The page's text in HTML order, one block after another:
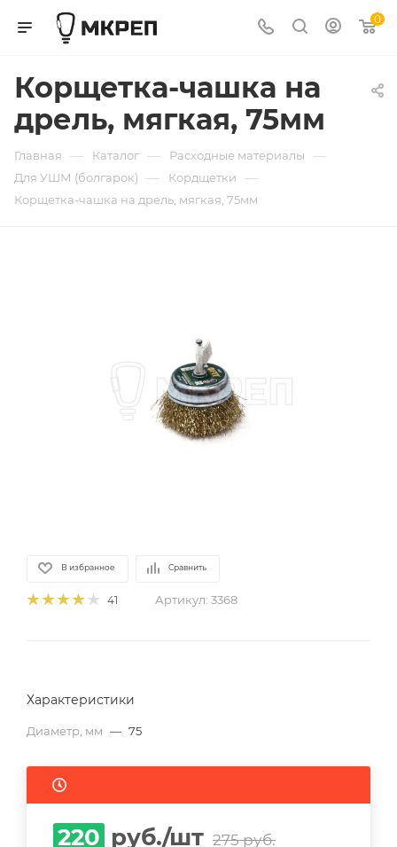
0
Корщетка-чашка на
дрель, мягкая, 75мм
Главная — Каталог — Расходные материалы —
Для УШМ (болгарок) — Кордщетки —
Корщетка-чашка на дрель, мягкая, 75мм
В избранное Сравнить
41 Артикул: 3368
Характеристики
Диаметр, мм — 75
220 руб./шт 275руб.